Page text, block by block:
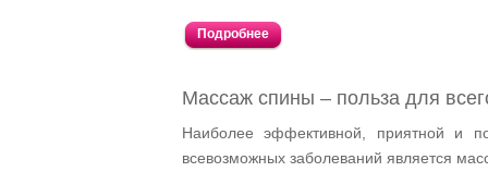
Подробнее
Массаж спины – польза для
Наиболее эффективной, приятной и
всевозможных заболеваний является